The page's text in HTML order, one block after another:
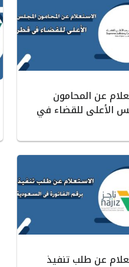
عن المحامون
الأعلى للقضاء في
عن طلب تنفيذ